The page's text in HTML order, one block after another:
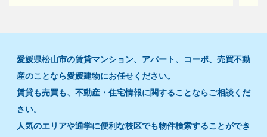
愛媛県松山市の賃貸マンション、アパート、コーポ、売買不動
産のことなら愛媛建物にお任せください。
賃貸も売買も、不動産・住宅情報に関することならご相談くだ
さい。
人気のエリアや通学に便利な校区でも物件検索することができ